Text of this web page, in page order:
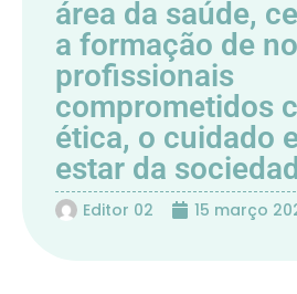
área da saúde,
a formação de
profissionais
comprometidos
ética, o cuidado
estar da
Editor 02 15 março